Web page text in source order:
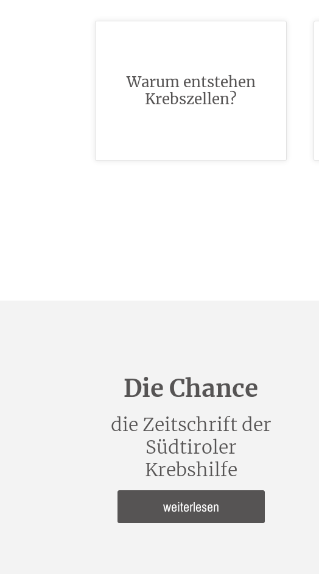
Warum entstehen
Krebszellen?
Die Chance
die Zeitschrift der
Südtiroler
Krebshilfe
weiterlesen